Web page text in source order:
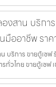
องสาน บริก
มืออาชีพ รา
บริการ ขายตู้เซ
ทั่วไทย ขายตู้เซฟ